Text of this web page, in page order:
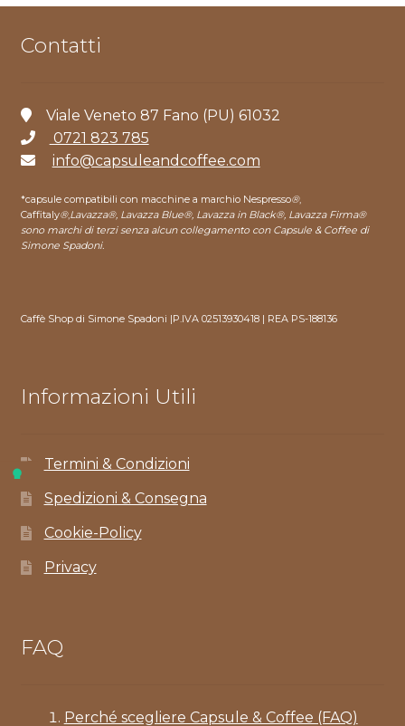
Contatti
Viale Veneto 87 Fano (PU) 61032
0721 823 785
info@capsuleandcoffee.com
*capsule compatibili con macchine a marchio Nespresso®,
Caffitaly®,Lavazza®, Lavazza Blue®, Lavazza in Black®, Lavazza Firma®
sono marchi di terzi senza alcun collegamento con Capsule & Coffee di
Simone Spadoni.
Caffè Shop di Simone Spadoni |P.IVA 02513930418 | REA PS-188136
Informazioni Utili
Termini & Condizioni
Spedizioni & Consegna
Cookie-Policy
Privacy
FAQ
Perché scegliere Capsule & Coffee (FAQ)